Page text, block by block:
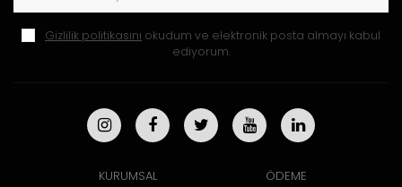
Gizlilik politikasını okudum ve elektronik posta almayı kabul
ediyorum.
KURUMSAL ÖDEME